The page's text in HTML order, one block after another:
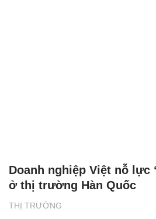
THỊ TRƯỜNG
Doanh nghiệp Việt nỗ lực
ở thị trường Hàn Quốc